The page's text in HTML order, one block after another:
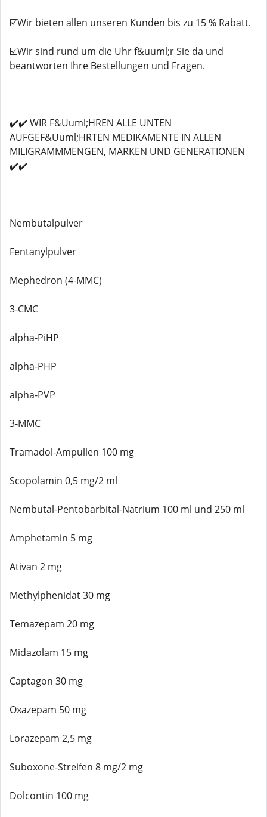
☑️Wir bieten allen unseren Kunden bis zu 15 % Rabatt.
☑️Wir sind rund um die Uhr f&uuml;r Sie da und
beantworten Ihre Bestellungen und Fragen.
✔️✔️ WIR F&Uuml;HREN ALLE UNTEN
AUFGEF&Uuml;HRTEN MEDIKAMENTE IN ALLEN
MILIGRAMMMENGEN, MARKEN UND GENERATIONEN
✔️✔️
Nembutalpulver
Fentanylpulver
Mephedron (4-MMC)
3-CMC
alpha-PiHP
alpha-PHP
alpha-PVP
3-MMC
Tramadol-Ampullen 100 mg
Scopolamin 0,5 mg/2 ml
Nembutal-Pentobarbital-Natrium 100 ml und 250 ml
Amphetamin 5 mg
Ativan 2 mg
Methylphenidat 30 mg
Temazepam 20 mg
Midazolam 15 mg
Captagon 30 mg
Oxazepam 50 mg
Lorazepam 2,5 mg
Suboxone-Streifen 8 mg/2 mg
Dolcontin 100 mg